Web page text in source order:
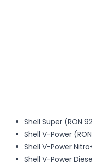
Shell Super (RON
Shell V-Power
Shell V-Power
Shell V-Power